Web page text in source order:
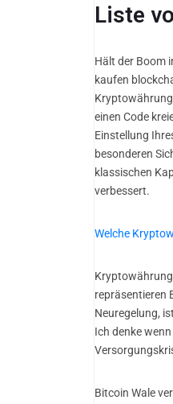
Liste
Hält der Boom
kaufen
einen Code
Einstellung
besonderen
klassischen
verbessert.
Welche
repräsentieren
Neuregelung,
Ich denke
Bitcoin Wale